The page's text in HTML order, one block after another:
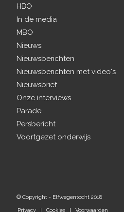
HBO
In de media
MBO
Nieuws
Nieuwsberichten
Nieuwsberichten met video's
Nieuwsbrief
Onze interviews
Parade
Persbericht
Voortgezet onderwijs
© Copyright - Elfwegentocht 2018
Privacy Cookies Voorwaarden